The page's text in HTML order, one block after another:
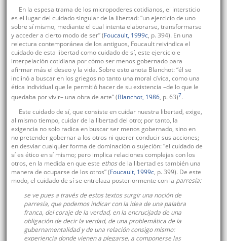
En la espesa trama de los micropoderes cotidianos, el intersticio
es el lugar del cuidado singular de la libertad: “un ejercicio de uno
sobre sí mismo, mediante el cual intenta elaborarse, transformarse
y acceder a cierto modo de ser” (Foucault, 1999c, p. 394). En una
relectura contemporánea de los antiguos, Foucault reivindica el
cuidado de esta libertad como cuidado de sí, este ejercicio e
interpelación cotidiana por cómo ser menos gobernado para
afirmar más el deseo y la vida. Sobre esto anota Blanchot: “él se
inclinó a buscar en los griegos no tanto una moral cívica, como una
ética individual que le permitió hacer de su existencia –de lo que le
quedaba por vivir– una obra de arte” (Blanchot, 1986, p. 63)7.
Este cuidado de sí, que consiste en cuidar nuestra libertad, exige,
al mismo tiempo, cuidar de la libertad del otro; por tanto, la
exigencia no solo radica en buscar ser menos gobernado, sino en
no pretender gobernar a los otros ni querer conducir sus acciones;
en desviar cualquier forma de dominación o sujeción: “el cuidado de
sí es ético en sí mismo; pero implica relaciones complejas con los
otros, en la medida en que este ethosde la libertad es también una
manera de ocuparse de los otros” (Foucault, 1999c, p. 399). De este
modo, el cuidado de sí se entrelaza posteriormente con la parresía:
se ve pues a través de estos textos surgir una noción de
parresía, que podemos indicar con la idea de una palabra
franca, del coraje de la verdad, en la encrucijada de una
obligación de decir la verdad, de una problemática de la
gubernamentalidad y de una relación consigo mismo:
experiencia donde vienen a plegarse, a componerse las